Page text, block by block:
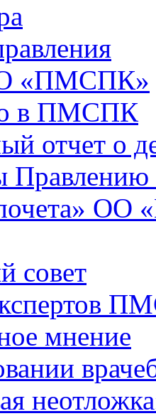
«ПМСПК»
в ПМСПК
отчет о
совет
мнение